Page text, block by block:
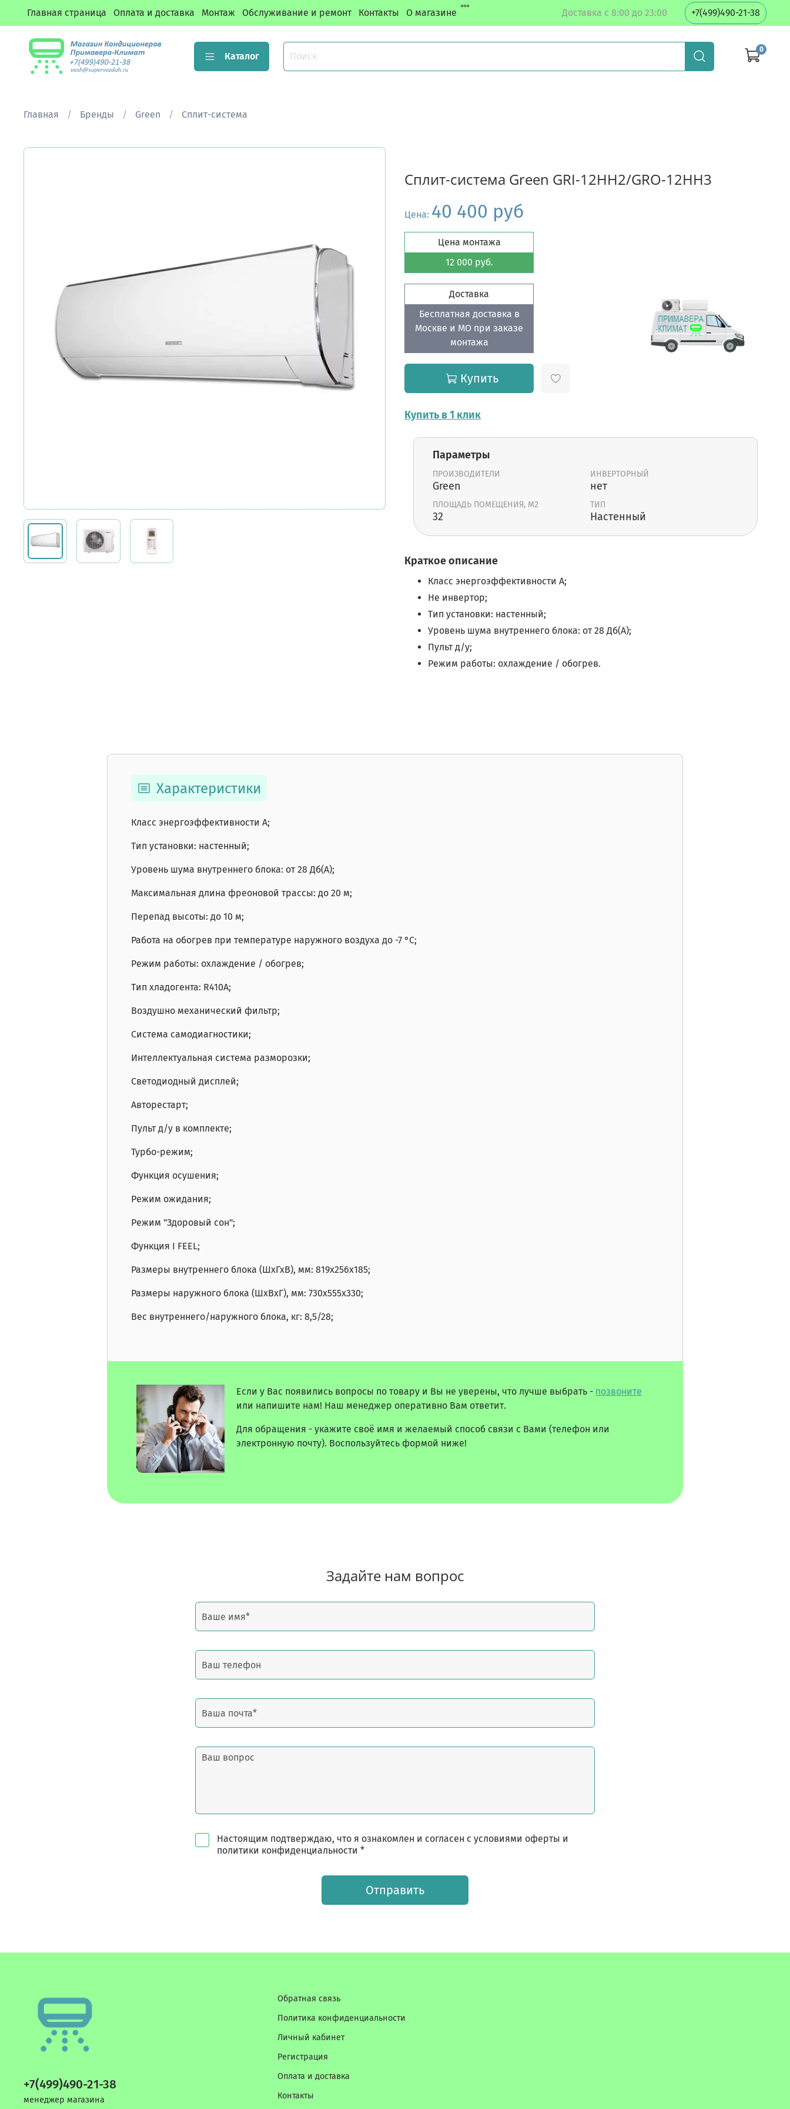
Главная страница Оплата и доставка Монтаж Обслуживание и ремонт Контакты О магазине Доставка с 8:00 до 23:00 +7(499)490-21-38
Каталог
0
Главная Бренды Green Сплит-система
Сплит-система Green GRI-12HH2/GRO-12HH3
Цена: 40 400 руб
Цена монтажа
12 000 руб.
Доставка
Бесплатная доставка в
Москве и МО при заказе
монтажа
Купить
Купить в 1 клик
Параметры
ПРОИЗВОДИТЕЛИ
Green
ИНВЕРТОРНЫЙ
нет
ПЛОЩАДЬ ПОМЕЩЕНИЯ, М2
32
ТИП
Настенный
Краткое описание
Класс энергоэффективности А;
Не инвертор;
Тип установки: настенный;
Уровень шума внутреннего блока: от 28 Дб(А);
Пульт д/у;
Режим работы: охлаждение / обогрев.
Характеристики
Класс энергоэффективности А;
Тип установки: настенный;
Уровень шума внутреннего блока: от 28 Дб(А);
Максимальная длина фреоновой трассы: до 20 м;
Перепад высоты: до 10 м;
Работа на обогрев при температуре наружного воздуха до -7 °С;
Режим работы: охлаждение / обогрев;
Тип хладогента: R410A;
Воздушно механический фильтр;
Система самодиагностики;
Интеллектуальная система разморозки;
Светодиодный дисплей;
Авторестарт;
Пульт д/у в комплекте;
Турбо-режим;
Функция осушения;
Режим ожидания;
Режим "Здоровый сон";
Функция I FEEL;
Размеры внутреннего блока (ШхГхВ), мм: 819х256х185;
Размеры наружного блока (ШхВхГ), мм: 730х555х330;
Вес внутреннего/наружного блока, кг: 8,5/28;
Если у Вас появились вопросы по товару и Вы не уверены, что лучше выбрать - позвоните
или напишите нам! Наш менеджер оперативно Вам ответит.
Для обращения - укажите своё имя и желаемый способ связи с Вами (телефон или
электронную почту). Воспользуйтесь формой ниже!
Задайте нам вопрос
Настоящим подтверждаю, что я ознакомлен и согласен с условиями оферты и
политики конфиденциальности *
Отправить
Обратная связь
Политика конфиденциальности
Личный кабинет
Регистрация
Оплата и доставка
Контакты
+7(499)490-21-38
менеджер магазина